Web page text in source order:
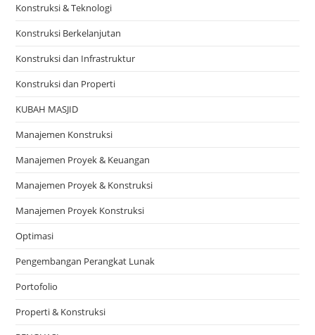
Konstruksi & Teknologi
Konstruksi Berkelanjutan
Konstruksi dan Infrastruktur
Konstruksi dan Properti
KUBAH MASJID
Manajemen Konstruksi
Manajemen Proyek & Keuangan
Manajemen Proyek & Konstruksi
Manajemen Proyek Konstruksi
Optimasi
Pengembangan Perangkat Lunak
Portofolio
Properti & Konstruksi